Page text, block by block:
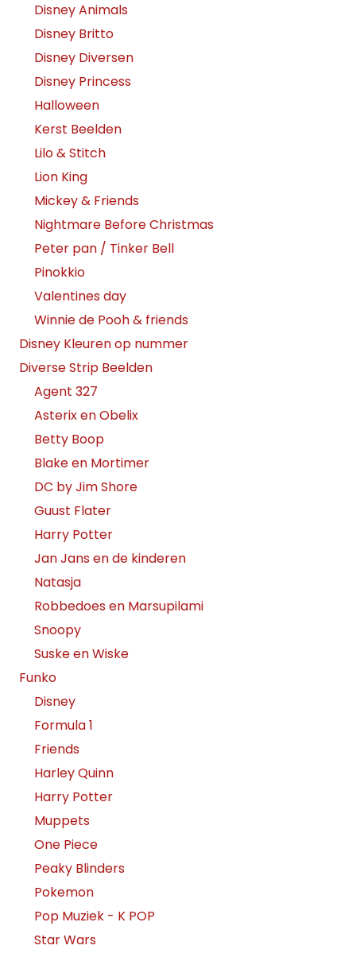
Disney Animals
Disney Britto
Disney Diversen
Disney Princess
Halloween
Kerst Beelden
Lilo & Stitch
Lion King
Mickey & Friends
Nightmare Before Christmas
Peter pan / Tinker Bell
Pinokkio
Valentines day
Winnie de Pooh & friends
Disney Kleuren op nummer
Diverse Strip Beelden
Agent 327
Asterix en Obelix
Betty Boop
Blake en Mortimer
DC by Jim Shore
Guust Flater
Harry Potter
Jan Jans en de kinderen
Natasja
Robbedoes en Marsupilami
Snoopy
Suske en Wiske
Funko
Disney
Formula 1
Friends
Harley Quinn
Harry Potter
Muppets
One Piece
Peaky Blinders
Pokemon
Pop Muziek - K POP
Star Wars